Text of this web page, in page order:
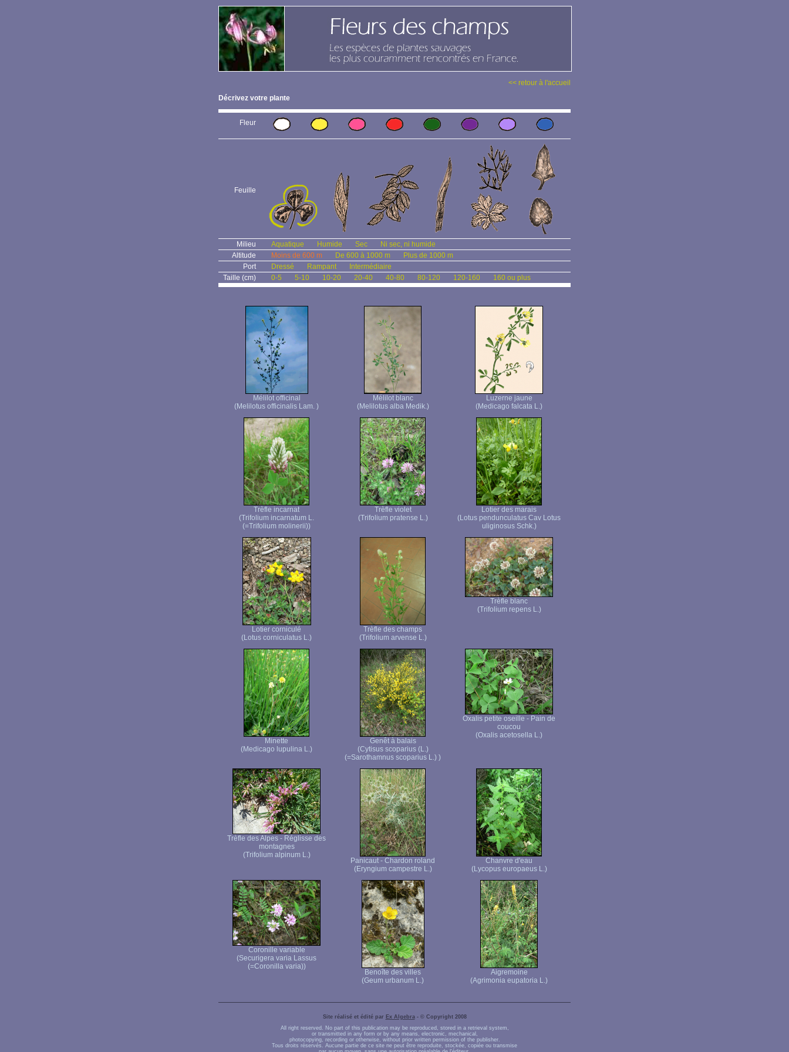
<< retour à l'accueil
Décrivez votre plante
Fleur
Feuille
Milieu Aquatique Humide Sec
Ni sec, ni humide
Altitude
Moins de 600 m De 600 à 1000 m
Plus de 1000 m
Port
Dressé Rampant
Intermédiaire
Taille (cm)
0-5 5-10 10-20 20-40 40-80 80-120 120-160 160 ou plus
Mélilot officinal
(Melilotus officinalis Lam. )
Mélilot blanc
(Melilotus alba Medik.)
Luzerne jaune
(Medicago falcata L.)
Trèfle incarnat
(Trifolium incarnatum L.
(=Trifolium molinerii))
Trèfle violet
(Trifolium pratense L.)
Lotier des marais
(Lotus pendunculatus Cav Lotus
uliginosus Schk.)
Lotier corniculé
(Lotus corniculatus L.)
Trèfle des champs
(Trifolium arvense L.)
Trèfle blanc
(Trifolium repens L.)
Minette
(Medicago lupulina L.)
Genêt à balais
(Cytisus scoparius (L.)
(=Sarothamnus scoparius L.) )
Oxalis petite oseille - Pain de
coucou
(Oxalis acetosella L.)
Trèfle des Alpes - Réglisse des
montagnes
(Trifolium alpinum L.)
Panicaut - Chardon roland
(Eryngium campestre L.)
Chanvre d'eau
(Lycopus europaeus L.)
Coronille variable
(Securigera varia Lassus
(=Coronilla varia))
Benoîte des villes
(Geum urbanum L.)
Aigremoine
(Agrimonia eupatoria L.)
Site réalisé et édité par Ex Algebra- © Copyright 2008
All right reserved. No part of this publication may be reproduced, stored in a retrieval system,
or transmitted in any form or by any means, electronic, mechanical,
photocopying, recording or otherwise, without prior written permission of the publisher.
Tous droits réservés. Aucune partie de ce site ne peut être reproduite, stockée, copiée ou transmise